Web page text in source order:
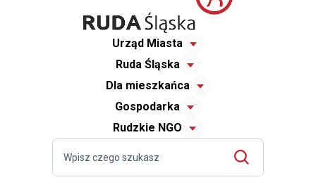
Urząd Miasta
Ruda Śląska
Dla mieszkańca
Gospodarka
Rudzkie NGO